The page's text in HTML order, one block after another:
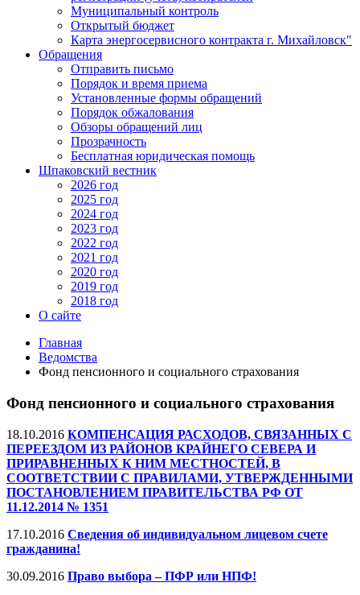
Муниципальный контроль
Открытый бюджет
Карта энергосервисного контракта г. Михайловск"
Обращения
Отправить письмо
Порядок и время приема
Установленные формы обращений
Порядок обжалования
Обзоры обращений лиц
Прозрачность
Бесплатная юридическая помощь
Шпаковский вестник
2026 год
2025 год
2024 год
2023 год
2022 год
2021 год
2020 год
2019 год
2018 год
О сайте
Главная
Ведомства
Фонд пенсионного и социального страхования
Фонд пенсионного и социального страхования
18.10.2016 КОМПЕНСАЦИЯ РАСХОДОВ, СВЯЗАННЫХ С
ПЕРЕЕЗДОМ ИЗ РАЙОНОВ КРАЙНЕГО СЕВЕРА И
ПРИРАВНЕННЫХ К НИМ МЕСТНОСТЕЙ, В
СООТВЕТСТВИИ С ПРАВИЛАМИ, УТВЕРЖДЕННЫМИ
ПОСТАНОВЛЕНИЕМ ПРАВИТЕЛЬСТВА РФ ОТ
11.12.2014 № 1351
17.10.2016 Сведения об индивидуальном лицевом счете
гражданина!
30.09.2016 Право выбора – ПФР или НПФ!